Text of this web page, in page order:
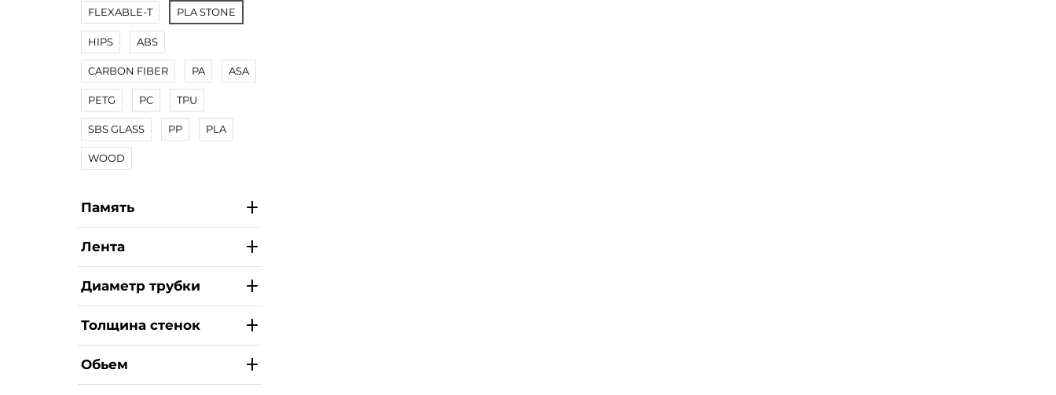
FLEXABLE-T PLA STONE
HIPS ABS
CARBON FIBER PA ASA
PETG PC TPU
SBS GLASS PP PLA
WOOD
Память
Лента
Диаметр трубки
Толщина стенок
Обьем